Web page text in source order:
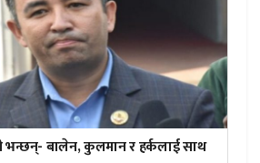
भन्छन्- बालेन, कुलमान र हर्कलाई साथ